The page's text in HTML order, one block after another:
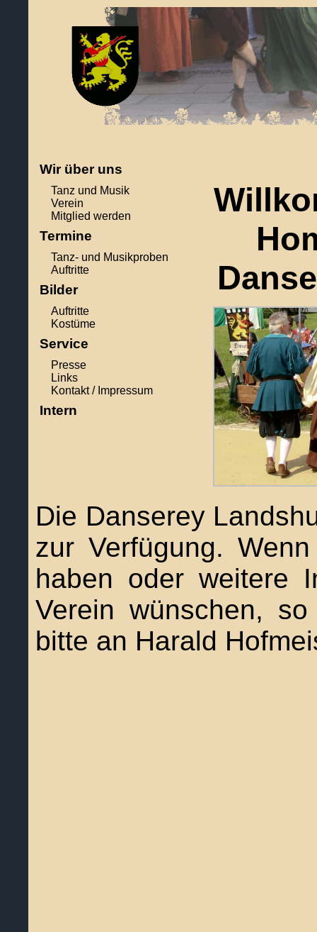
Wir über uns
Tanz und Musik
Verein
Mitglied werden
Termine
Tanz- und Musikproben
Auftritte
Bilder
Auftritte
Kostüme
Service
Presse
Links
Kontakt / Impressum
Intern
Die Danserey
zur Verfügung.
haben oder weitere
Verein wünschen,
bitte an Harald